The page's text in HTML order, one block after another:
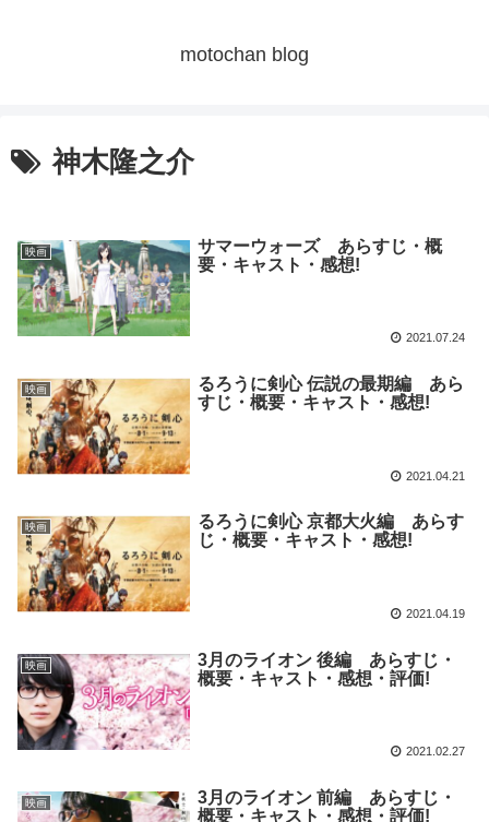
motochan blog
神木隆之介
映画
サマーウォーズ あらすじ・概
要・キャスト・感想!
2021.07.24
映画
るろうに剣心 伝説の最期編 あら
すじ・概要・キャスト・感想!
2021.04.21
映画
るろうに剣心 京都大火編 あらす
じ・概要・キャスト・感想!
2021.04.19
映画
3月のライオン 後編 あらすじ・
概要・キャスト・感想・評価!
2021.02.27
映画
3月のライオン 前編 あらすじ・
概要・キャスト・感想・評価!